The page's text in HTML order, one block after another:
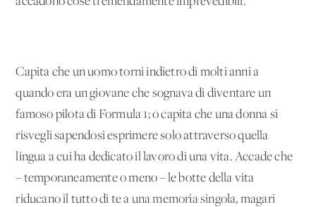
Capita che un uomo torni indietro di molti anni a
quando era un giovane che sognava di diventare un
famoso pilota di Formula 1; o capita che una donna si
risvegli sapendosi esprimere solo attraverso quella
lingua a cui ha dedicato il lavoro di una vita. Accade che
– temporaneamente o meno – le botte della vita
riducano il tutto di te a una memoria singola, magari